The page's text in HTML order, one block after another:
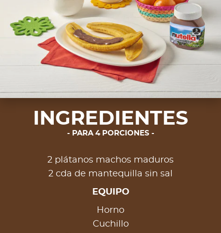
INGREDIENTES
PARA 4 PORCIONES
2 plátanos machos maduros
2 cda de mantequilla sin sal
EQUIPO
Horno
Cuchillo